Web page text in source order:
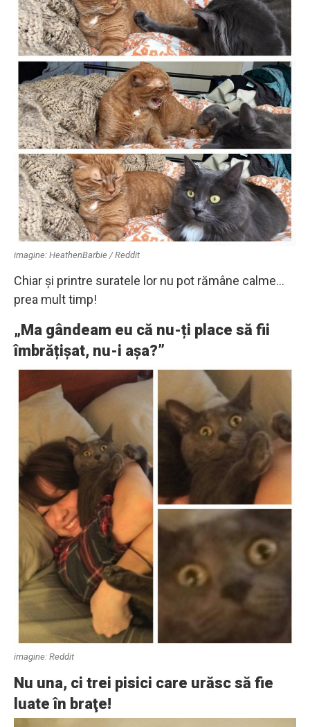
imagine: HeathenBarbie / Reddit
Chiar și printre suratele lor nu pot rămâne calme…
prea mult timp!
„Ma gândeam eu că nu-ți place să fii
îmbrățișat, nu-i așa?”
imagine: Reddit
Nu una, ci trei pisici care urăsc să fie
luate în braţe!